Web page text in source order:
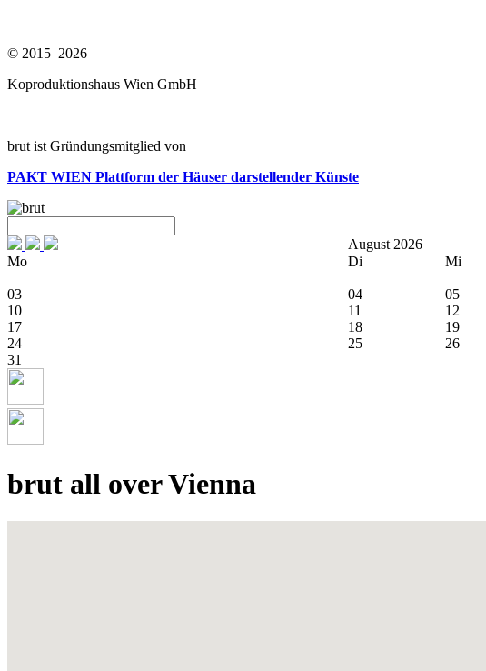
© 2015–2026
Koproduktionshaus Wien GmbH
brut ist Gründungsmitglied von
PAKT WIEN Plattform der Häuser darstellender Künste
August 2026
Mo
Di Mi
03
04 05
10
11 12
17
18 19
24
25 26
31
brut all over Vienna